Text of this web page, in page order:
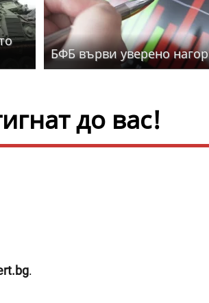
БФБ върви уверено
до вас!
.